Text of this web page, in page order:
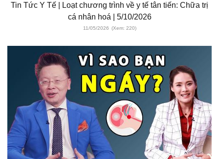
Tin Tức Y Tế | Loạt chương trình về y tế tân tiến: Chữa trị
cá nhân hoá | 5/10/2026
11/05/2026 (Xem: 220)